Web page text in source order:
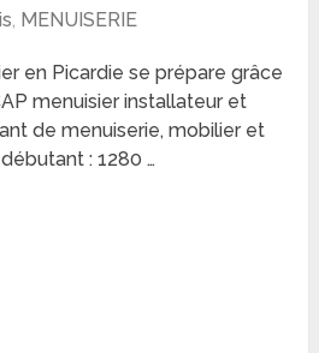
, MENUISERIE
en Picardie se prépare grâce
menuisier installateur et
de menuiserie, mobilier et
: 1280 …